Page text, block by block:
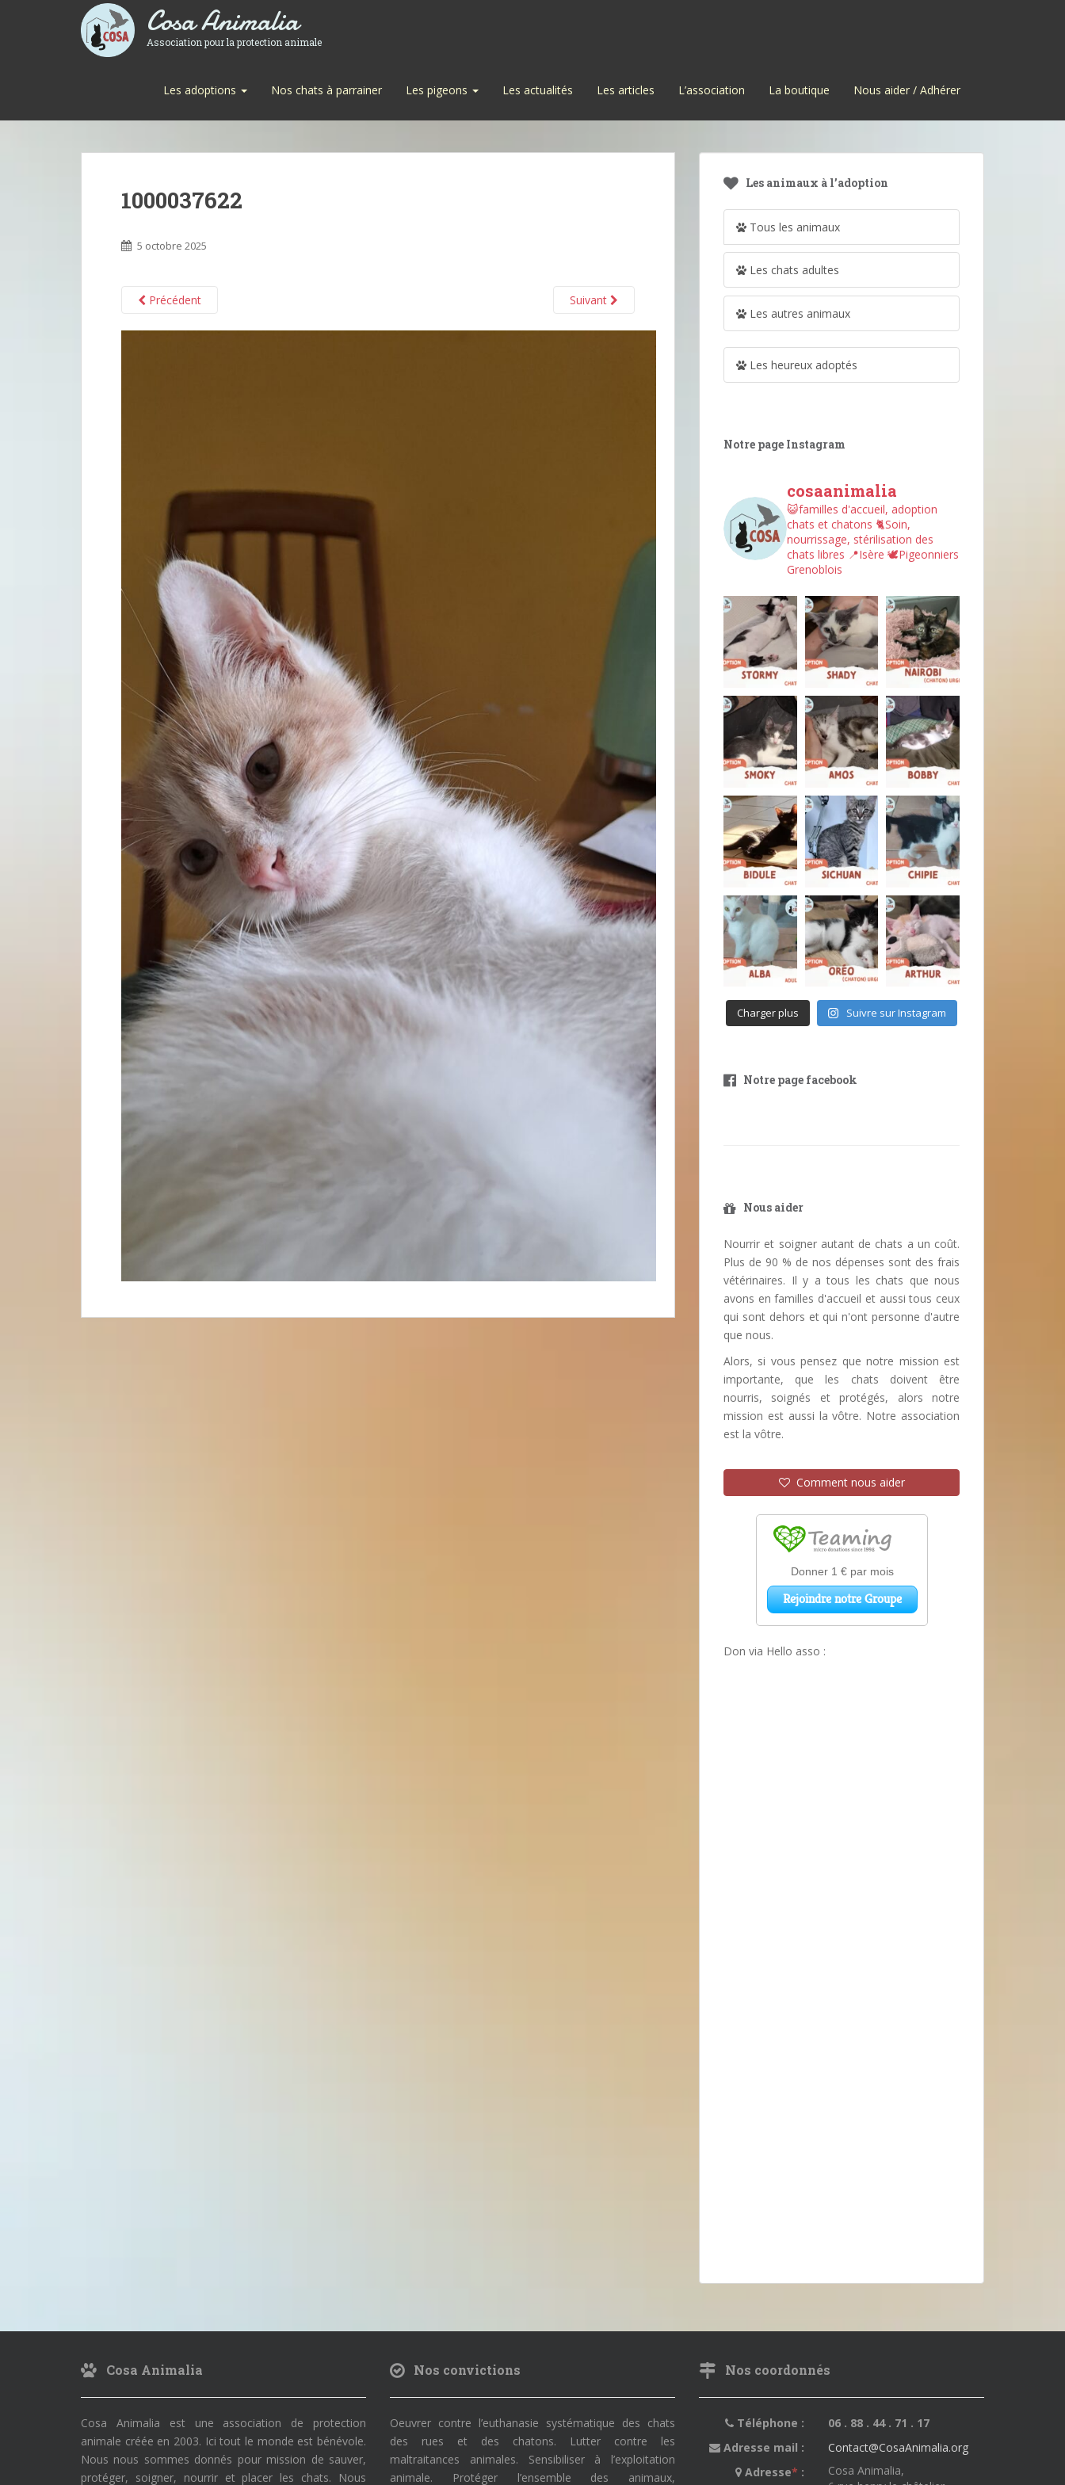
Cosa Animalia
Association pour la protection animale
Les adoptions Nos chats à parrainer Les pigeons Les actualités Les articles L’association La boutique Nous aider / Adhérer
1000037622
5 octobre 2025
Précédent Suivant
Les animaux à l’adoption
Tous les animaux
Les chats adultes
Les autres animaux
Les heureux adoptés
Notre page Instagram
cosaanimalia
😺familles d'accueil, adoption
chats et chatons 🐈Soin,
nourrissage, stérilisation des
chats libres 📍Isère 🕊︎Pigeonniers
Grenoblois
Charger plus Suivre sur Instagram
Notre page facebook
Nous aider
Nourrir et soigner autant de chats a un coût.
Plus de 90 % de nos dépenses sont des frais
vétérinaires. Il y a tous les chats que nous
avons en familles d'accueil et aussi tous ceux
qui sont dehors et qui n'ont personne d'autre
que nous.
Alors, si vous pensez que notre mission est
importante, que les chats doivent être
nourris, soignés et protégés, alors notre
mission est aussi la vôtre. Notre association
est la vôtre.
Comment nous aider
Don via Hello asso :
Cosa Animalia
Cosa Animalia est une association de protection
animale créée en 2003. Ici tout le monde est bénévole.
Nous nous sommes donnés pour mission de sauver,
protéger, soigner, nourrir et placer les chats. Nous
Nos convictions
Oeuvrer contre l’euthanasie systématique des chats
des rues et des chatons. Lutter contre les
maltraitances animales. Sensibiliser à l’exploitation
animale. Protéger l’ensemble des animaux,
Nos coordonnés
Téléphone :
06 . 88 . 44 . 71 . 17
Adresse mail :
Contact@CosaAnimalia.org
Adresse* :
Cosa Animalia,